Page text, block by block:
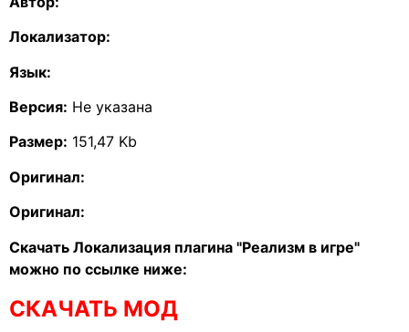
Локализатор:
Язык:
Версия: Не указана
Размер: 151,47 Kb
Оригинал:
Оригинал:
Скачать Локализация плагина "Реализм в игре"
можно по ссылке ниже:
СКАЧАТЬ МОД